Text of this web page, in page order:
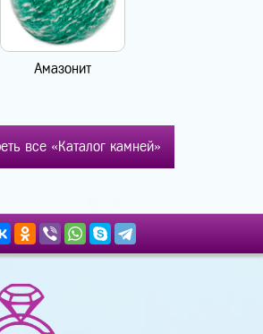
Амазонит
все «Каталог камней»